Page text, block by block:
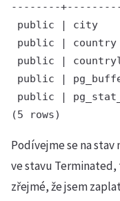
--------
public | city
public |
public |
public |
public |
(5 rows)
Podívejme se na stav
ve stavu Terminated,
zřejmé, že jsem